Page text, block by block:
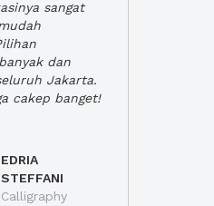
sangat
dan
Jakarta.
cakep banget!
EDRIA
STEFFANI
Calligraphy